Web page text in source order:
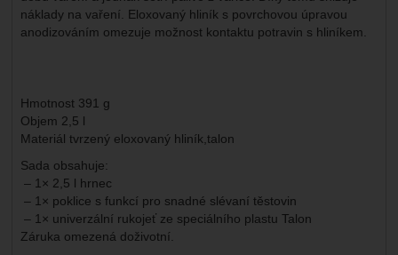
náklady na vaření. Eloxovaný hliník s povrchovou úpravou
anodizováním omezuje možnost kontaktu potravin s hliníkem.
Hmotnost 391 g
Objem 2,5 l
Materiál tvrzený eloxovaný hliník,talon
Sada obsahuje:
– 1× 2,5 l hrnec
– 1× poklice s funkcí pro snadné slévaní těstovin
– 1× univerzální rukojeť ze speciálního plastu Talon
Záruka omezená doživotní.